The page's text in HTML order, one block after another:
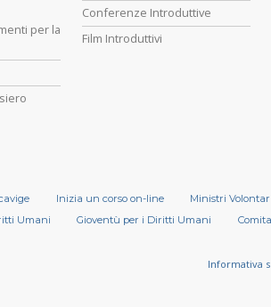
per la
Conferenze Introduttive
Film Introduttivi
Inizia un corso on-line
Ministri
Umani Gioventù per i Diritti Umani
Informativa